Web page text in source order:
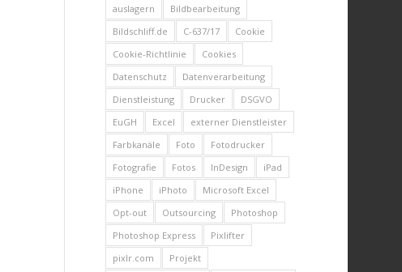
auslagern
Bildbearbeitung
Bildschliff.de
C-637/17
Cookie
Cookie-Richtlinie
Cookies
Datenschutz
Datenverarbeitung
Dienstleistung
Drucker
DSGVO
EuGH
Excel
externer Dienstleister
Farbkanäle
Foto
Fotodrucker
Fotografie
Fotos InDesign
iPad
iPhone
iPhoto
Microsoft Excel
Opt-out
Outsourcing
Photoshop
Photoshop Express
Pixlifter
pixlr.com
Projekt